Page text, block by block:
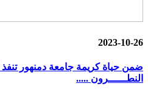
2023-10-26
ضمن حياة كريمة جامعة دمنهور تنفذ
النطــــــرون .....